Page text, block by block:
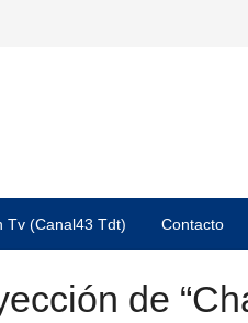
Tv (Canal43 Tdt) Contacto
de